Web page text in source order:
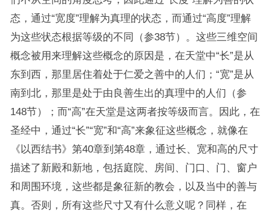
态，通过“宽度”理解为真理的状态，而通过“高度”理解
为这些状态根据等级的不同（参38节）。这些三维空间
概念被用来理解这些概念的原因是，在天堂中“长”是从
东到西，那里居住着处于仁爱之善中的人们；“宽”是从
南到北，那里是处于由良善生出的真理中的人们（参
148节）；而“高”在天堂是这两者按等级而言。因此，在
圣经中，通过“长”“宽”和“高”来象征这些概念，就像在
《以西结书》第40章到第48章，通过长、宽和高的尺寸
描述了新殿和新地，包括庭院、房间、门口、门、窗户
和周围环境，这些都是象征新的教会，以及当中的善与
真。否则，所有这些尺寸又有什么意义呢？同样，在